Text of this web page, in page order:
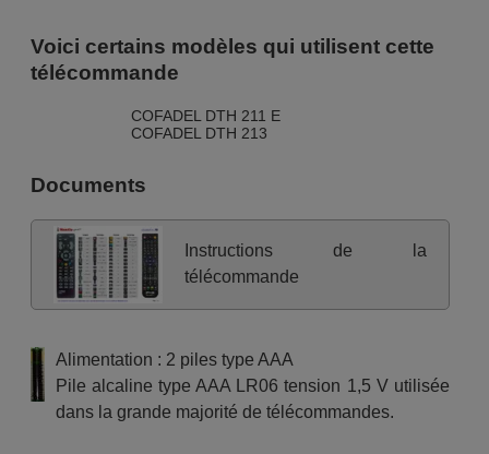
Voici certains modèles qui utilisent cette
télécommande
COFADEL DTH 211 E
COFADEL DTH 213
Documents
Instructions de la
télécommande
Alimentation : 2 piles type AAA
Pile alcaline type AAA LR06 tension 1,5 V utilisée
dans la grande majorité de télécommandes.